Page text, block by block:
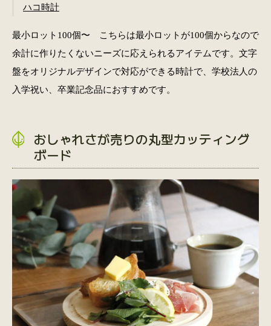
ハコ時計
最小ロット100個〜 こちらは最小ロットが100個からなので
余計に作りたくないニーズに応えられるアイテムです。文字
盤をオリジナルデザインで対応ができる時計で、学校法人の
入学祝い、卒業記念品におすすめです。
おしゃれさが売りの丸型カッティング
ボード